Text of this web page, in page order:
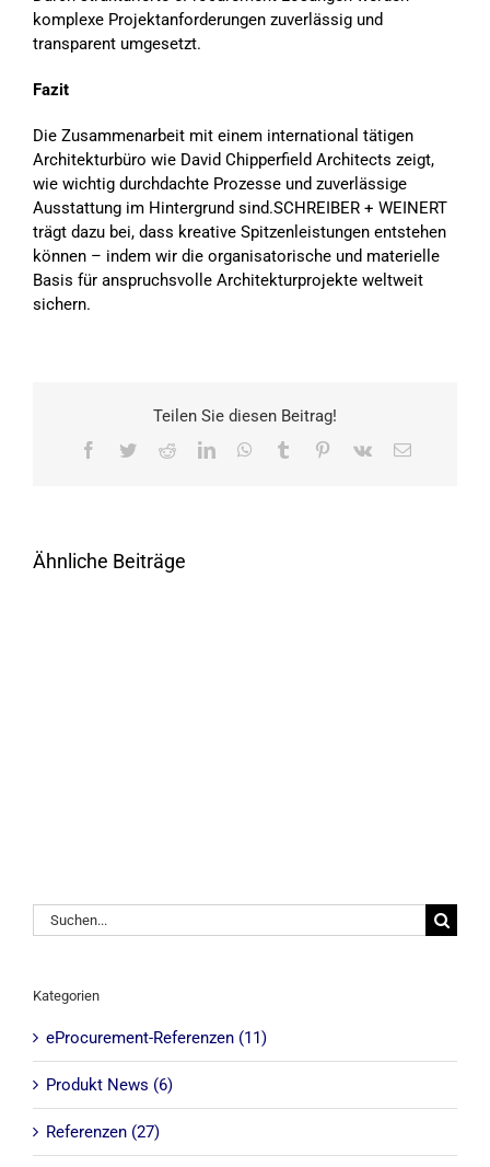
komplexe Projektanforderungen zuverlässig und
transparent umgesetzt.
Fazit
Die Zusammenarbeit mit einem international tätigen
Architekturbüro wie David Chipperfield Architects zeigt,
wie wichtig durchdachte Prozesse und zuverlässige
Ausstattung im Hintergrund sind.SCHREIBER + WEINERT
trägt dazu bei, dass kreative Spitzenleistungen entstehen
können – indem wir die organisatorische und materielle
Basis für anspruchsvolle Architekturprojekte weltweit
sichern.
Teilen Sie diesen Beitrag!
Facebook
TwitterRedditLinkedInWhatsApp
Tumblr Pinterest
Vk
E-
Ähnliche Beiträge
Suche
nach:
Kategorien
eProcurement-Referenzen (11)
Produkt News (6)
Referenzen (27)